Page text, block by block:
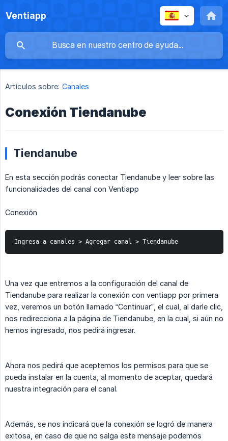
Ventiapp
Artículos sobre: Canales
Conexión Tiendanube
Tiendanube
En esta sección podrás conectar Tiendanube y leer sobre las
funcionalidades del canal con Ventiapp
Conexión
Ingresa a canales > Agregar canal > Tiendanube
Una vez que entremos a la configuración del canal de
Tiendanube para realizar la conexión con ventiapp por primera
vez, veremos un botón llamado “Continuar”, el cual, al darle clic,
nos redirecciona a la página de Tiendanube, en la cual, si aún no
hemos ingresado, nos pedirá ingresar.
Ahora nos pedirá que aceptemos los permisos para que se
pueda instalar en la cuenta, al momento de aceptar, quedará
nuestra integración para el canal.
Además, se nos indicará que la conexión se logró de manera
exitosa, en caso de que no salga este mensaje podemos